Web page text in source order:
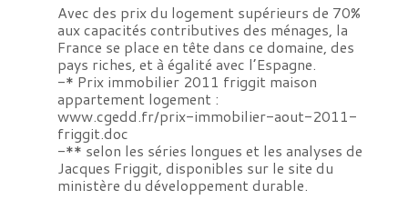
Avec des prix du logement supérieurs de 70%
aux capacités contributives des ménages, la
France se place en tête dans ce domaine, des
pays riches, et à égalité avec l’Espagne.
-* Prix immobilier 2011 friggit maison
appartement logement :
www.cgedd.fr/prix-immobilier-aout-2011-
friggit.doc
-** selon les séries longues et les analyses de
Jacques Friggit, disponibles sur le site du
ministère du développement durable.